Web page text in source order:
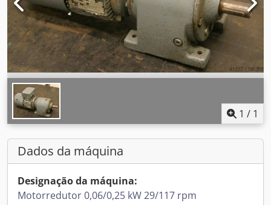
1 / 1
Dados da máquina
Designação da máquina:
Motorredutor 0,06/0,25 kW 29/117 rpm